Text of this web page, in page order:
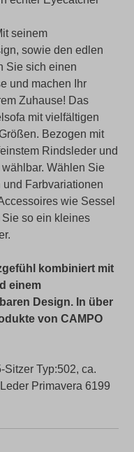
seinem
sowie den edlen
Sie sich einen
und machen Ihr
Zuhause! Das
mit vielfältigen
Bezogen mit
Rindsleder und
Wählen Sie
Farbvariationen
wie Sessel
so ein kleines
kombiniert mit
einem
Design. In über
von CAMPO
Typ:502, ca.
Primavera 6199